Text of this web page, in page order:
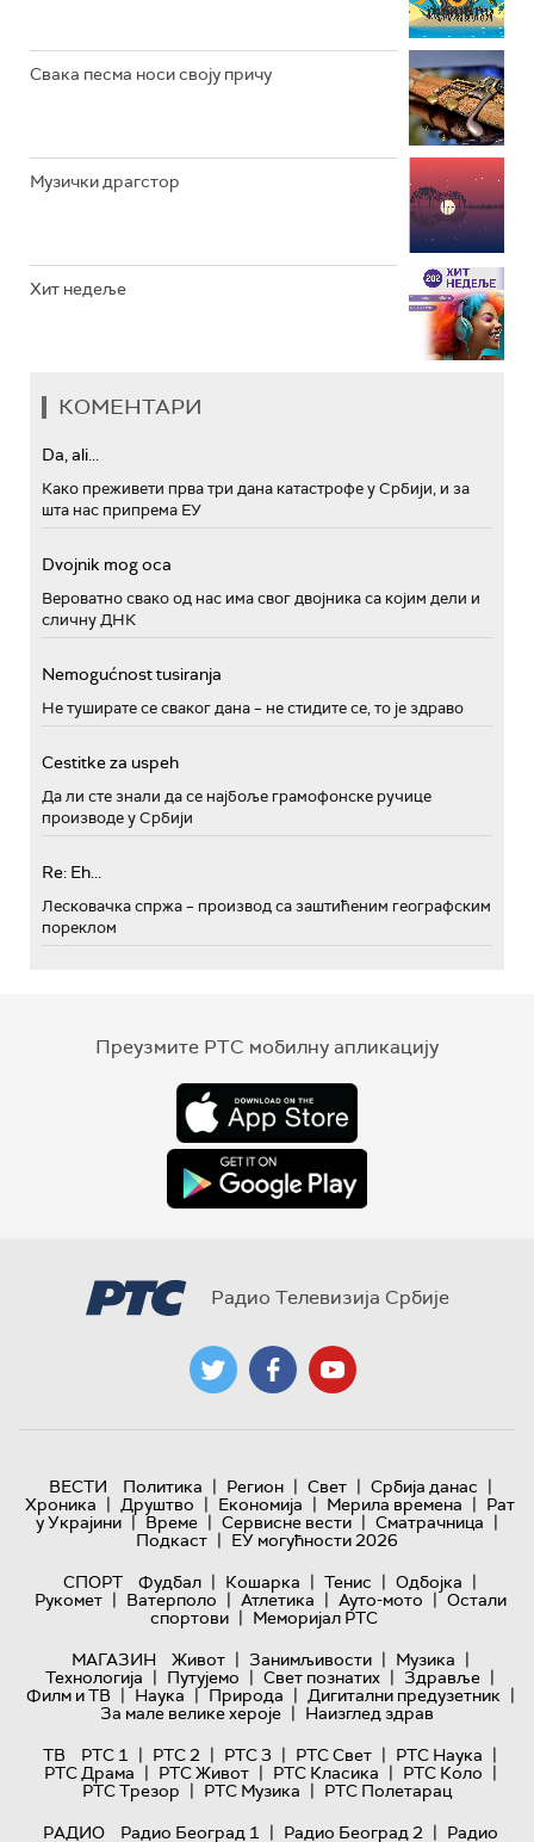
Свака песма носи своју причу
Музички драгстор
Хит недеље
КОМЕНТАРИ
Da, ali...
Како преживети прва три дана катастрофе у Србији, и за
шта нас припрема ЕУ
Dvojnik mog oca
Вероватно свако од нас има свог двојника са којим дели и
сличну ДНК
Nemogućnost tusiranja
Не туширате се сваког дана – не стидите се, то је здраво
Cestitke za uspeh
Да ли сте знали да се најбоље грамофонске ручице
производе у Србији
Re: Eh...
Лесковачка спржа – производ са заштићеним географским
пореклом
Преузмите РТС мобилну апликацију
Радио Телевизија Србије
ВЕСТИ Политика | Регион | Свет | Србија данас |
Хроника | Друштво | Економија | Мерила времена | Рат
у Украјини | Време | Сервисне вести | Сматрачница |
Подкаст | ЕУ могућности 2026
СПОРТ
Фудбал | Кошарка | Тенис | Одбојка |
Рукомет | Ватерполо | Атлетика | Ауто-мото | Остали
спортови | Меморијал РТС
МАГАЗИН
Живот | Занимљивости | Музика |
Технологијa | Путујемо | Свет познатих | Здравље |
Филм и ТВ | Наука | Природа | Дигитални предузетник |
За мале велике хероје | Наизглед здрав
ТВ
РТС 1 | РТС 2 | РТС 3 | РТС Свет | РТС Наука |
РТС Драма | РТС Живот | РТС Класика | РТС Коло |
РТС Трезор | РТС Музика | РТС Полетарац
РАДИО
Радио Београд 1 | Радио Београд 2 | Радио